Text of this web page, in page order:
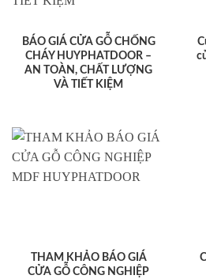
BÁO GIÁ CỬA GỖ CHỐNG
CHÁY HUYPHATDOOR –
AN TOÀN, CHẤT LƯỢNG
VÀ TIẾT KIỆM
THAM KHẢO BÁO GIÁ
CỬA GỖ CÔNG NGHIỆP